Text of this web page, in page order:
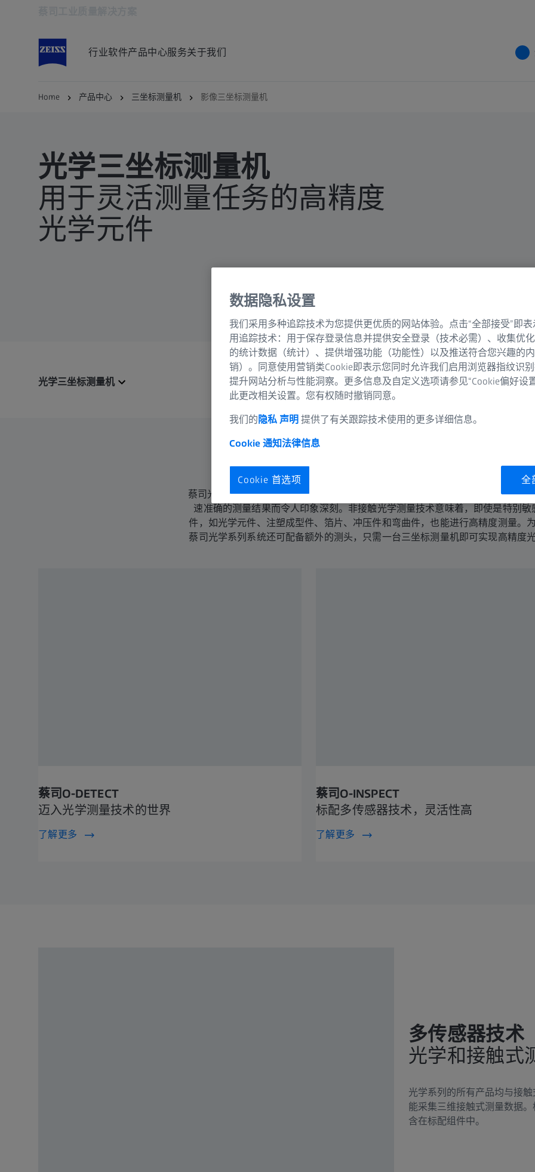
行业软件产品中心服务关于我们
Home 产品中心 三坐标测量机 影像三坐标测量机
光学三坐标测量机
用于灵活测量任务的高精度
光学元件
光学三坐标测量机
带接触式选件的非接触测量
蔡司光学系列中的光学三坐标测量机（VMM）以其高分辨率相机系统、可变照明
速准确的测量结果而令人印象深刻。非接触光学测量技术意味着，即使是特别敏
件，如光学元件、注塑成型件、箔片、冲压件和弯曲件，也能进行高精度测量。
蔡司光学系列系统还可配备额外的测头，只需一台三坐标测量机即可实现高精度
蔡司O-DETECT
迈入光学测量技术的世界
了解更多
蔡司O-INSPECT
标配多传感器技术，灵活性高
了解更多
多传感器技术
光学和接触式
光学系列的所有产品均与接
能采集三维接触式测量数据
含在标配组件中。
数据隐私设置
我们采用多种追踪技术为您提供更优质的网站体验。点击“全部接受”即
用追踪技术：用于保存登录信息并提供安全登录（技术必需）、收集优
的统计数据（统计）、提供增强功能（功能性）以及推送符合您兴趣的
销）。同意使用营销类Cookie即表示您同时允许我们启用浏览器指纹识
提升网站分析与性能洞察。更多信息及自定义选项请参见“Cookie偏好设
此更改相关设置。您有权随时撤销同意。
我们的 隐私 声明 提供了有关跟踪技术使用的更多详细信息。
Cookie 通知法律信息
Cookie 首选项 全